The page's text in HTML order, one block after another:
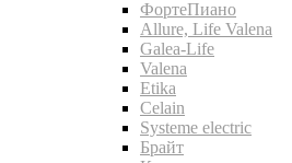
ФортеПиано
Allure, Life Valena
Galea-Life
Valena
Etika
Celain
Systeme electric
Брайт